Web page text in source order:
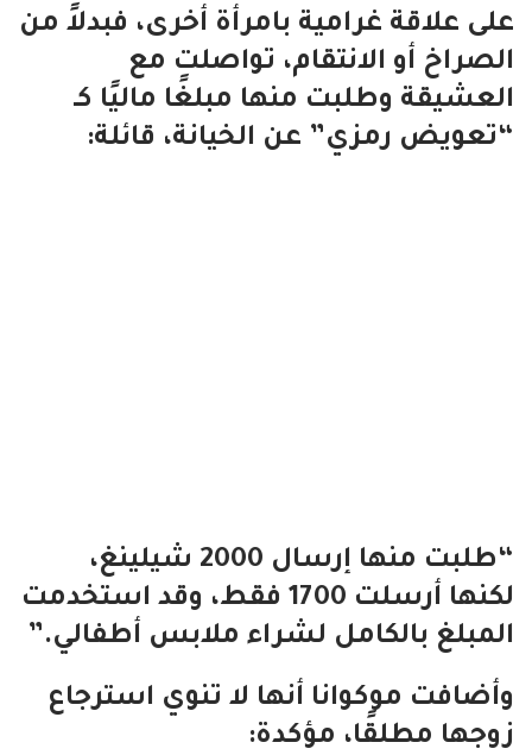
على علاقة غرامية بامرأة أخرى، فبدلاً من
الصراخ أو الانتقام، تواصلت مع
العشيقة وطلبت منها مبلغًا ماليًا كـ
“تعويض رمزي” عن الخيانة، قائلة:
“طلبت منها إرسال 2000 شيلينغ،
لكنها أرسلت 1700 فقط، وقد استخدمت
المبلغ بالكامل لشراء ملابس أطفالي.”
وأضافت موكوانا أنها لا تنوي استرجاع
زوجها مطلقًا، مؤكدة: